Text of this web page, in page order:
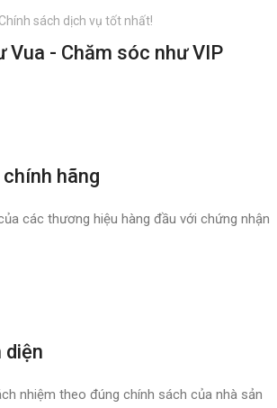
Chính sách dịch vụ tốt nhất!
Vua - Chăm sóc như VIP
hãng
các thương hiệu hàng đầu với chứng nhận
diện
nhiệm theo đúng chính sách của nhà sản